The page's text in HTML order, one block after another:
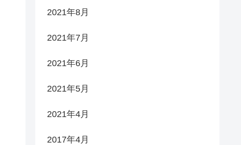
2021年8月
2021年7月
2021年6月
2021年5月
2021年4月
2017年4月